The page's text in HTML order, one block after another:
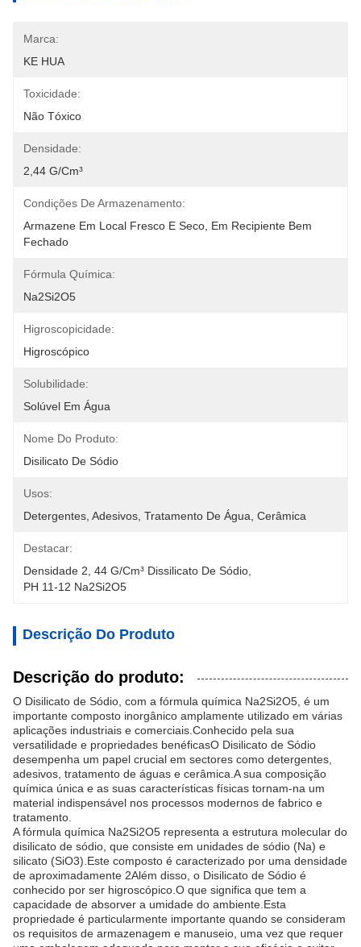
Marca:
KE HUA
Toxicidade:
Não Tóxico
Densidade:
2,44 G/cm³
Condições De Armazenamento:
Armazene Em Local Fresco E Seco, Em Recipiente Bem
Fechado
Fórmula Química:
Na2Si2O5
Higroscopicidade:
Higroscópico
Solubilidade:
Solúvel Em Água
Nome Do Produto:
Disilicato De Sódio
Usos:
Detergentes, Adesivos, Tratamento De Água, Cerâmica
Destacar:
Densidade 2 44 G/cm³ Dissilicato De Sódio
PH 11-12 Na2Si2O5
Descrição Do Produto
Descrição do produto:
O Disilicato de Sódio, com a fórmula química Na2Si2O5, é um
importante composto inorgânico amplamente utilizado em várias
aplicações industriais e comerciais.Conhecido pela sua
versatilidade e propriedades benéficasO Disilicato de Sódio
desempenha um papel crucial em sectores como detergentes,
adesivos, tratamento de águas e cerâmica.A sua composição
química única e as suas características físicas tornam-na um
material indispensável nos processos modernos de fabrico e
tratamento.
A fórmula química Na2Si2O5 representa a estrutura molecular do
disilicato de sódio, que consiste em unidades de sódio (Na) e
silicato (SiO3).Este composto é caracterizado por uma densidade
de aproximadamente 2Além disso, o Disilicato de Sódio é
conhecido por ser higroscópico.O que significa que tem a
capacidade de absorver a umidade do ambiente.Esta
propriedade é particularmente importante quando se consideram
os requisitos de armazenagem e manuseio, uma vez que requer